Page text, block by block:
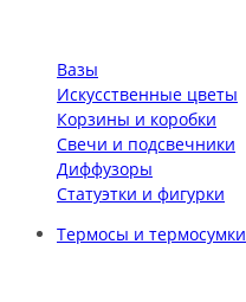
Вазы
Искусственные цветы
Корзины и коробки
Свечи и подсвечники
Диффузоры
Статуэтки и фигурки
Термосы и термосумки